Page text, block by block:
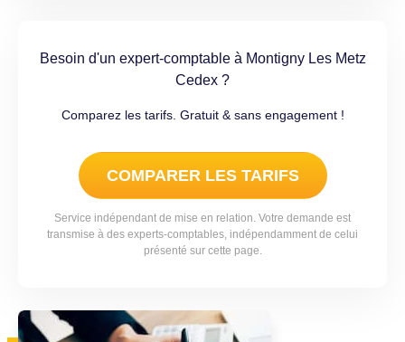
Besoin d'un expert-comptable à Montigny Les Metz
Cedex ?
Comparez les tarifs. Gratuit & sans engagement !
COMPARER LES TARIFS
Service indépendant de mise en relation. Votre demande est
transmise à des experts-comptables, indépendamment de celui
présenté sur cette page.